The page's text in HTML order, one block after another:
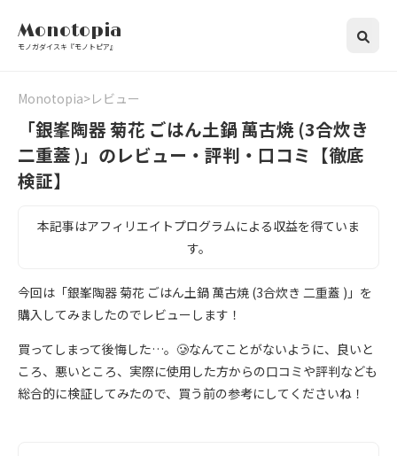
Monotopia
モノガダイスキ『モノトピア』
Monotopia レビュー
「銀峯陶器 菊花 ごはん土鍋 萬古焼 (3合炊き
二重蓋 )」のレビュー・評判・口コミ【徹底
検証】
本記事はアフィリエイトプログラムによる収益を得ていま
す。
今回は「銀峯陶器 菊花 ごはん土鍋 萬古焼 (3合炊き 二重蓋 )」を
購入してみましたのでレビューします！
買ってしまって後悔した…。🥲なんてことがないように、良いと
ころ、悪いところ、実際に使用した方からの口コミや評判なども
総合的に検証してみたので、買う前の参考にしてくださいね！